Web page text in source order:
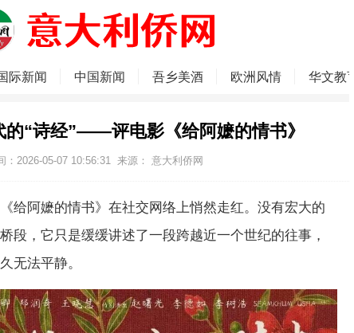
际新闻 中国新闻 吾乡美酒 欧洲风情 华文教育
的“诗经”——评电影《给阿嬷的情书》
：2026-05-07 10:56:31 来源： 意大利侨网
给阿嬷的情书》在社交网络上悄然走红。没有宏大的
段，它只是缓缓讲述了一段跨越近一个世纪的往事，
无法平静。